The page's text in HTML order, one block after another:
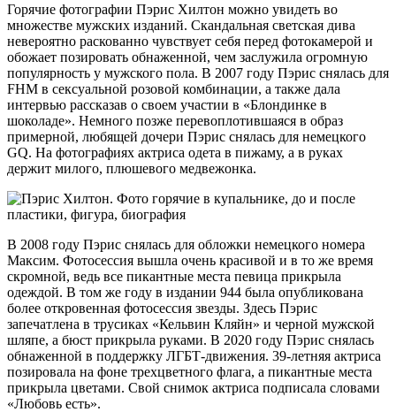
Горячие фотографии Пэрис Хилтон можно увидеть во
множестве мужских изданий. Скандальная светская дива
невероятно раскованно чувствует себя перед фотокамерой и
обожает позировать обнаженной, чем заслужила огромную
популярность у мужского пола. В 2007 году Пэрис снялась для
FHM в сексуальной розовой комбинации, а также дала
интервью рассказав о своем участии в «Блондинке в
шоколаде». Немного позже перевоплотившаяся в образ
примерной, любящей дочери Пэрис снялась для немецкого
GQ. На фотографиях актриса одета в пижаму, а в руках
держит милого, плюшевого медвежонка.
В 2008 году Пэрис снялась для обложки немецкого номера
Максим. Фотосессия вышла очень красивой и в то же время
скромной, ведь все пикантные места певица прикрыла
одеждой. В том же году в издании 944 была опубликована
более откровенная фотосессия звезды. Здесь Пэрис
запечатлена в трусиках «Кельвин Кляйн» и черной мужской
шляпе, а бюст прикрыла руками. В 2020 году Пэрис снялась
обнаженной в поддержку ЛГБТ-движения. 39-летняя актриса
позировала на фоне трехцветного флага, а пикантные места
прикрыла цветами. Свой снимок актриса подписала словами
«Любовь есть».